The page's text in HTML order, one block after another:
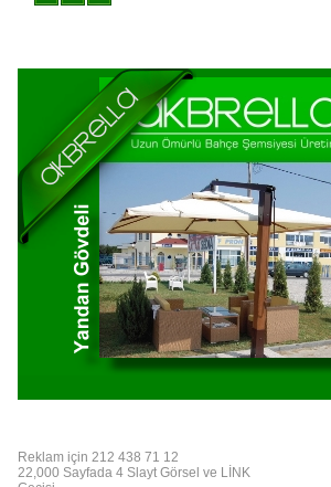
Reklam için 212 438 71 12
22,000 Sayfada 4 Slayt Görsel ve LİNK